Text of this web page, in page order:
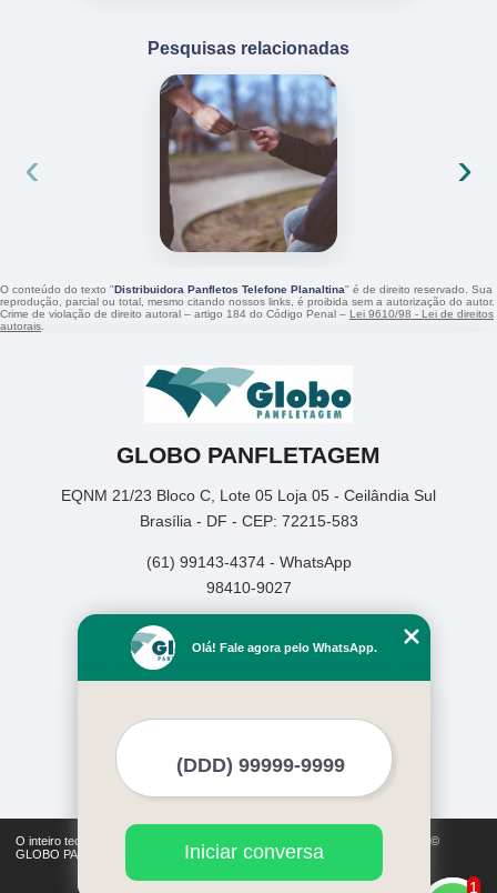
Pesquisas relacionadas
‹ ›
O conteúdo do texto "Distribuidora Panfletos Telefone Planaltina" é de direito reservado. Sua
reprodução, parcial ou total, mesmo citando nossos links, é proibida sem a autorização do autor.
Crime de violação de direito autoral – artigo 184 do Código Penal – Lei 9610/98 - Lei de direitos
autorais.
GLOBO PANFLETAGEM
EQNM 21/23 Bloco C, Lote 05 Loja 05 - Ceilândia Sul
Brasília - DF - CEP: 72215-583
(61) 99143-4374 - WhatsApp
98410-9027
Empresa
Missão
Mapa do site
O inteiro teor deste site está sujeito à proteção de direitos autorais. Copyright©
GLOBO PANFLETAGEM (Lei 9610 de 19/02/1998)
1
Olá! Fale agora pelo WhatsApp.
Iniciar conversa